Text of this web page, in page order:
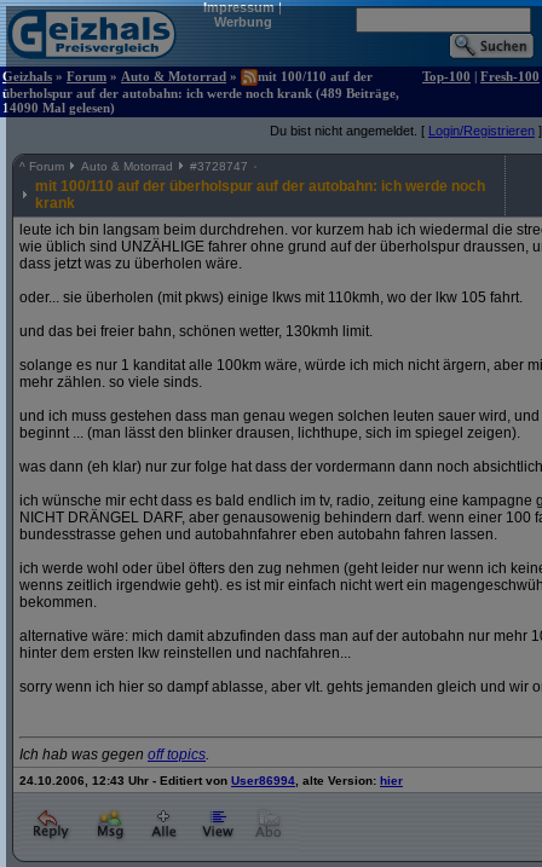
Impressum|
Werbung
Geizhals » Forum » Auto & Motorrad »
mit 100/110 auf der
überholspur auf der autobahn: ich werde noch krank (489 Beiträge,
14090 Mal gelesen)
Top-100 | Fresh-100
Du bist nicht angemeldet. [ Login/Registrieren ]
^ Forum Auto & Motorrad #3728747
mit 100/110 auf der überholspur auf der autobahn: ich werde noch
krank
leute ich bin langsam beim durchdrehen. vor kurzem hab ich wiedermal die
wie üblich sind UNZÄHLIGE fahrer ohne grund auf der überholspur draussen,
dass jetzt was zu überholen wäre.
oder... sie überholen (mit pkws) einige lkws mit 110kmh, wo der lkw 105 fahrt.
und das bei freier bahn, schönen wetter, 130kmh limit.
solange es nur 1 kanditat alle 100km wäre, würde ich mich nicht ärgern, aber
mehr zählen. so viele sinds.
und ich muss gestehen dass man genau wegen solchen leuten sauer wird,
beginnt ... (man lässt den blinker drausen, lichthupe, sich im spiegel zeigen).
was dann (eh klar) nur zur folge hat dass der vordermann dann noch
ich wünsche mir echt dass es bald endlich im tv, radio, zeitung eine kampagne
NICHT DRÄNGEL DARF, aber genausowenig behindern darf. wenn einer 100
bundesstrasse gehen und autobahnfahrer eben autobahn fahren lassen.
ich werde wohl oder übel öfters den zug nehmen (geht leider nur wenn ich
wenns zeitlich irgendwie geht). es ist mir einfach nicht wert ein
bekommen.
alternative wäre: mich damit abzufinden dass man auf der autobahn nur mehr
hinter dem ersten lkw reinstellen und nachfahren...
sorry wenn ich hier so dampf ablasse, aber vlt. gehts jemanden gleich und wir
Ich hab was gegen off topics.
24.10.2006, 12:43 Uhr - Editiert von User86994 , alte Version: hier